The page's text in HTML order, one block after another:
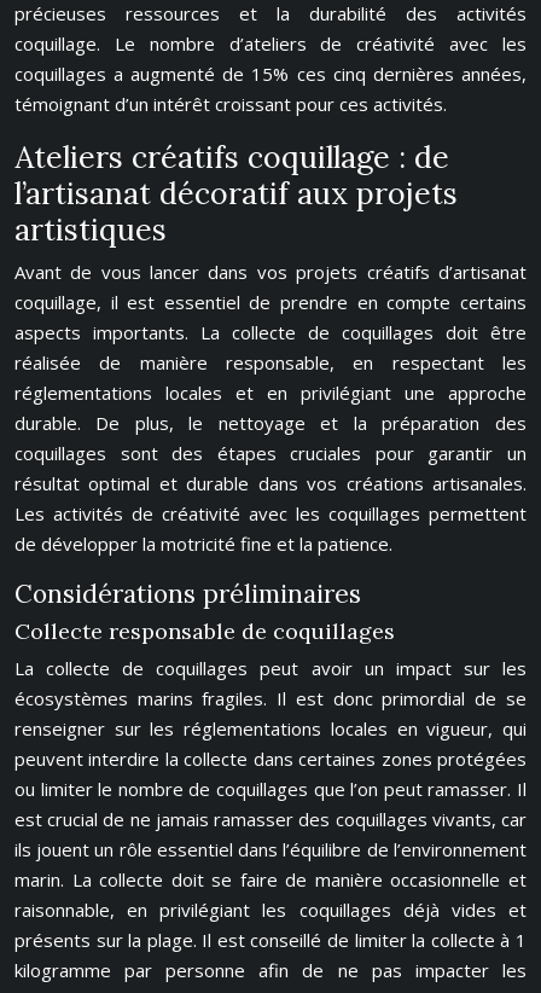
précieuses ressources et la durabilité des activités
coquillage. Le nombre d’ateliers de créativité avec les
coquillages a augmenté de 15% ces cinq dernières années,
témoignant d’un intérêt croissant pour ces activités.
Ateliers créatifs coquillage : de
l’artisanat décoratif aux projets
artistiques
Avant de vous lancer dans vos projets créatifs d’artisanat
coquillage, il est essentiel de prendre en compte certains
aspects importants. La collecte de coquillages doit être
réalisée de manière responsable, en respectant les
réglementations locales et en privilégiant une approche
durable. De plus, le nettoyage et la préparation des
coquillages sont des étapes cruciales pour garantir un
résultat optimal et durable dans vos créations artisanales.
Les activités de créativité avec les coquillages permettent
de développer la motricité fine et la patience.
Considérations préliminaires
Collecte responsable de coquillages
La collecte de coquillages peut avoir un impact sur les
écosystèmes marins fragiles. Il est donc primordial de se
renseigner sur les réglementations locales en vigueur, qui
peuvent interdire la collecte dans certaines zones protégées
ou limiter le nombre de coquillages que l’on peut ramasser. Il
est crucial de ne jamais ramasser des coquillages vivants, car
ils jouent un rôle essentiel dans l’équilibre de l’environnement
marin. La collecte doit se faire de manière occasionnelle et
raisonnable, en privilégiant les coquillages déjà vides et
présents sur la plage. Il est conseillé de limiter la collecte à 1
kilogramme par personne afin de ne pas impacter les